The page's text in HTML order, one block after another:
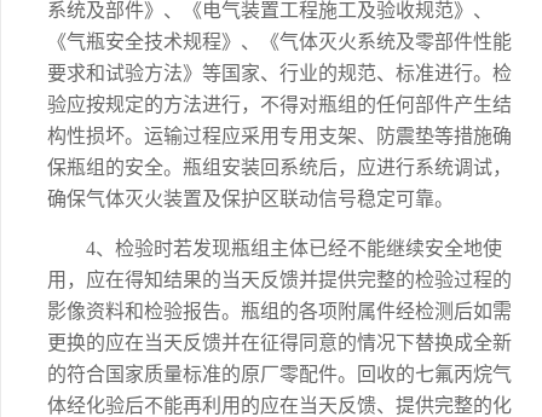
系统及部件》、《电气装置工程施工及验收规范》、
《气瓶安全技术规程》、《气体灭火系统及零部件性能
要求和试验方法》等国家、行业的规范、标准进行。检
验应按规定的方法进行，不得对瓶组的任何部件产生结
构性损坏。运输过程应采用专用支架、防震垫等措施确
保瓶组的安全。瓶组安装回系统后，应进行系统调试，
确保气体灭火装置及保护区联动信号稳定可靠。
4、检验时若发现瓶组主体已经不能继续安全地使
用，应在得知结果的当天反馈并提供完整的检验过程的
影像资料和检验报告。瓶组的各项附属件经检测后如需
更换的应在当天反馈并在征得同意的情况下替换成全新
的符合国家质量标准的原厂零配件。回收的七氟丙烷气
体经化验后不能再利用的应在当天反馈、提供完整的化